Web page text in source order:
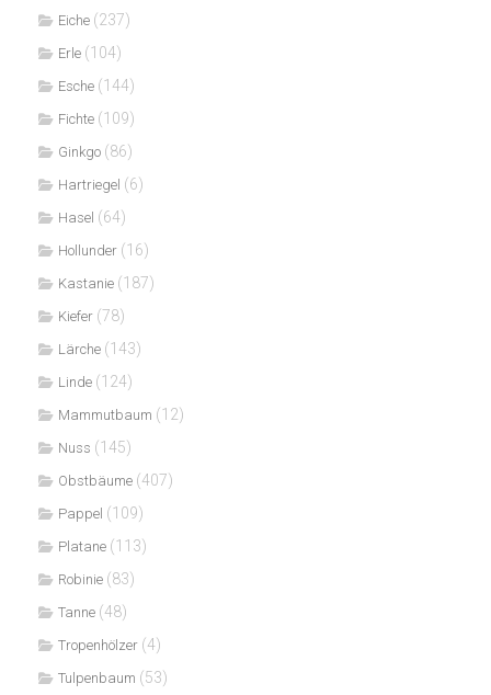
Eiche (237)
Erle (104)
Esche (144)
Fichte (109)
Ginkgo (86)
Hartriegel (6)
Hasel (64)
Hollunder (16)
Kastanie (187)
Kiefer (78)
Lärche (143)
Linde (124)
Mammutbaum (12)
Nuss (145)
Obstbäume (407)
Pappel (109)
Platane (113)
Robinie (83)
Tanne (48)
Tropenhölzer (4)
Tulpenbaum (53)